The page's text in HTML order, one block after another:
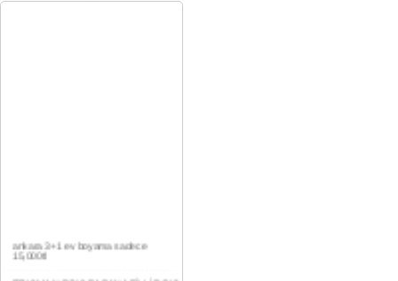
ERYAMAN BOYA BADANA FİLLİ BOYA
İLE BOYAMA 1500 TL